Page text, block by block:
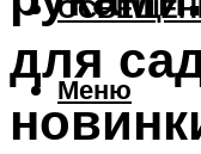
Меню
для